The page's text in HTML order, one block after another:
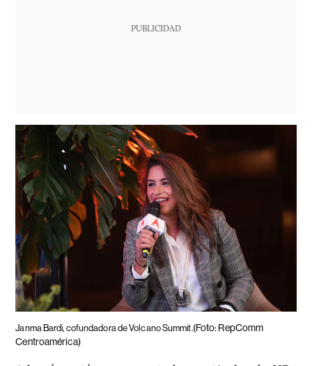
PUBLICIDAD
Janma Bardi, cofundadora de Volcano Summit.(Foto: RepComm
Centroamérica)